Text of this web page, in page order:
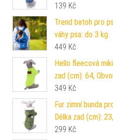
139 Kč
Trend batoh pro
váhy psa: do 3 kg
449 Kč
Hello fleecová
zad (cm): 64,
349 Kč
Fur zimní bunda
Délka zad (cm):
299 Kč